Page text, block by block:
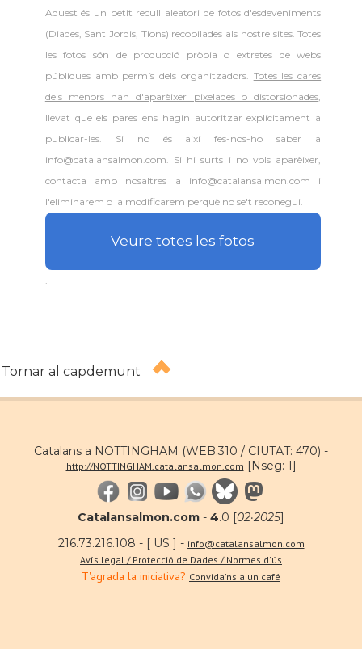
Aquest és un petit recull aleatori de fotos d'esdeveniments
(Diades, Sant Jordis, Tions) recopilades als nostre sites. Totes
les fotos són de producció pròpia o extretes de webs
públiques amb permís dels organitzadors. Totes les cares
dels menors han d'aparèixer pixelades o distorsionades,
llevat que els pares ens hagin autoritzar explícitament a
publicar-les. Si no és així fes-nos-ho saber a
info@catalansalmon.com. Si hi surts i no vols aparèixer,
contacta amb nosaltres a info@catalansalmon.com i
l'eliminarem o la modificarem perquè no se't reconegui.
Veure totes les fotos
Tornar al capdemunt
Catalans a NOTTINGHAM (WEB:310 / CIUTAT: 470) -
http://NOTTINGHAM.catalansalmon.com [Nseg: 1]
Catalansalmon.com - 4.0 [02·2025]
216.73.216.108 - [ US ] - info@catalansalmon.com
Avís legal / Protecció de Dades / Normes d'ús
T'agrada la iniciativa? Convida'ns a un café